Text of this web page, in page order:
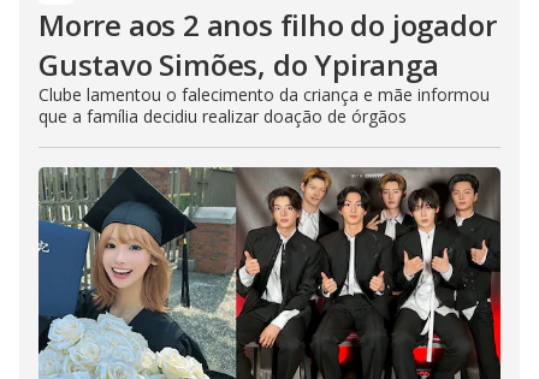
Morre aos 2 anos filho do jogador
Gustavo Simões, do Ypiranga
Clube lamentou o falecimento da criança e mãe informou
que a família decidiu realizar doação de órgãos